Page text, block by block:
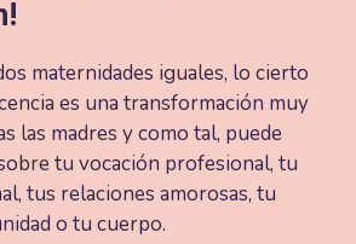
maternidades iguales, lo cierto
es una transformación muy
las madres y como tal, puede
tu vocación profesional, tu
tus relaciones amorosas, tu
o tu cuerpo.